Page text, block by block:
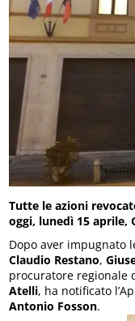
Tutte le azioni
oggi, lunedì 15 aprile,
Dopo aver impugnato
Claudio Restano,
procuratore regionale
Atelli, ha notificato
Antonio Fosson.